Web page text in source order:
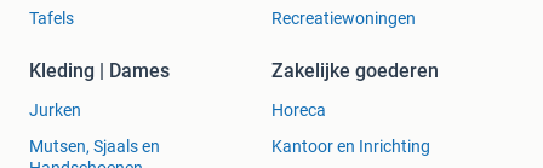
• Nabij gezellige kustplaatsen met terrassen, winkels en
• Uitstekende uitvalsbasis voor stranddagen, watersport en
Tafels
Recreatiewoningen
Kleding | Dames
Jurken
Mutsen, Sjaals en
Zakelijke goederen
Horeca
Kantoor en Inrichting